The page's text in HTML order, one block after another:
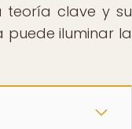
teoría clave y su
puede iluminar la